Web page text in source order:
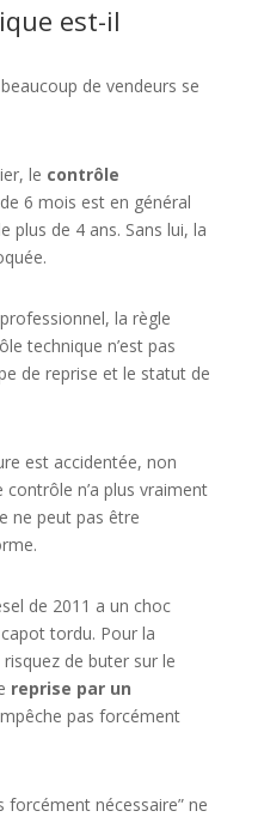
est-il
de vendeurs se
le contrôle
6 mois est en général
plus de 4 ans. Sans lui, la
la règle
technique n’est pas
de reprise et le statut de
est accidentée, non
n’a plus vraiment
ne peut pas être
de 2011 a un choc
tordu. Pour la
de buter sur le
reprise par un
pas forcément
forcément nécessaire” ne